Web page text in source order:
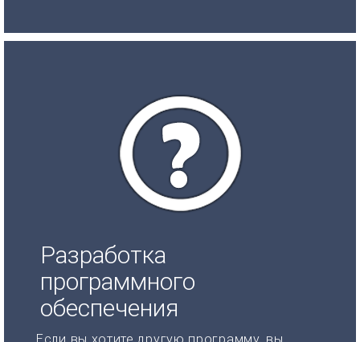
Разработка
программного
обеспечения